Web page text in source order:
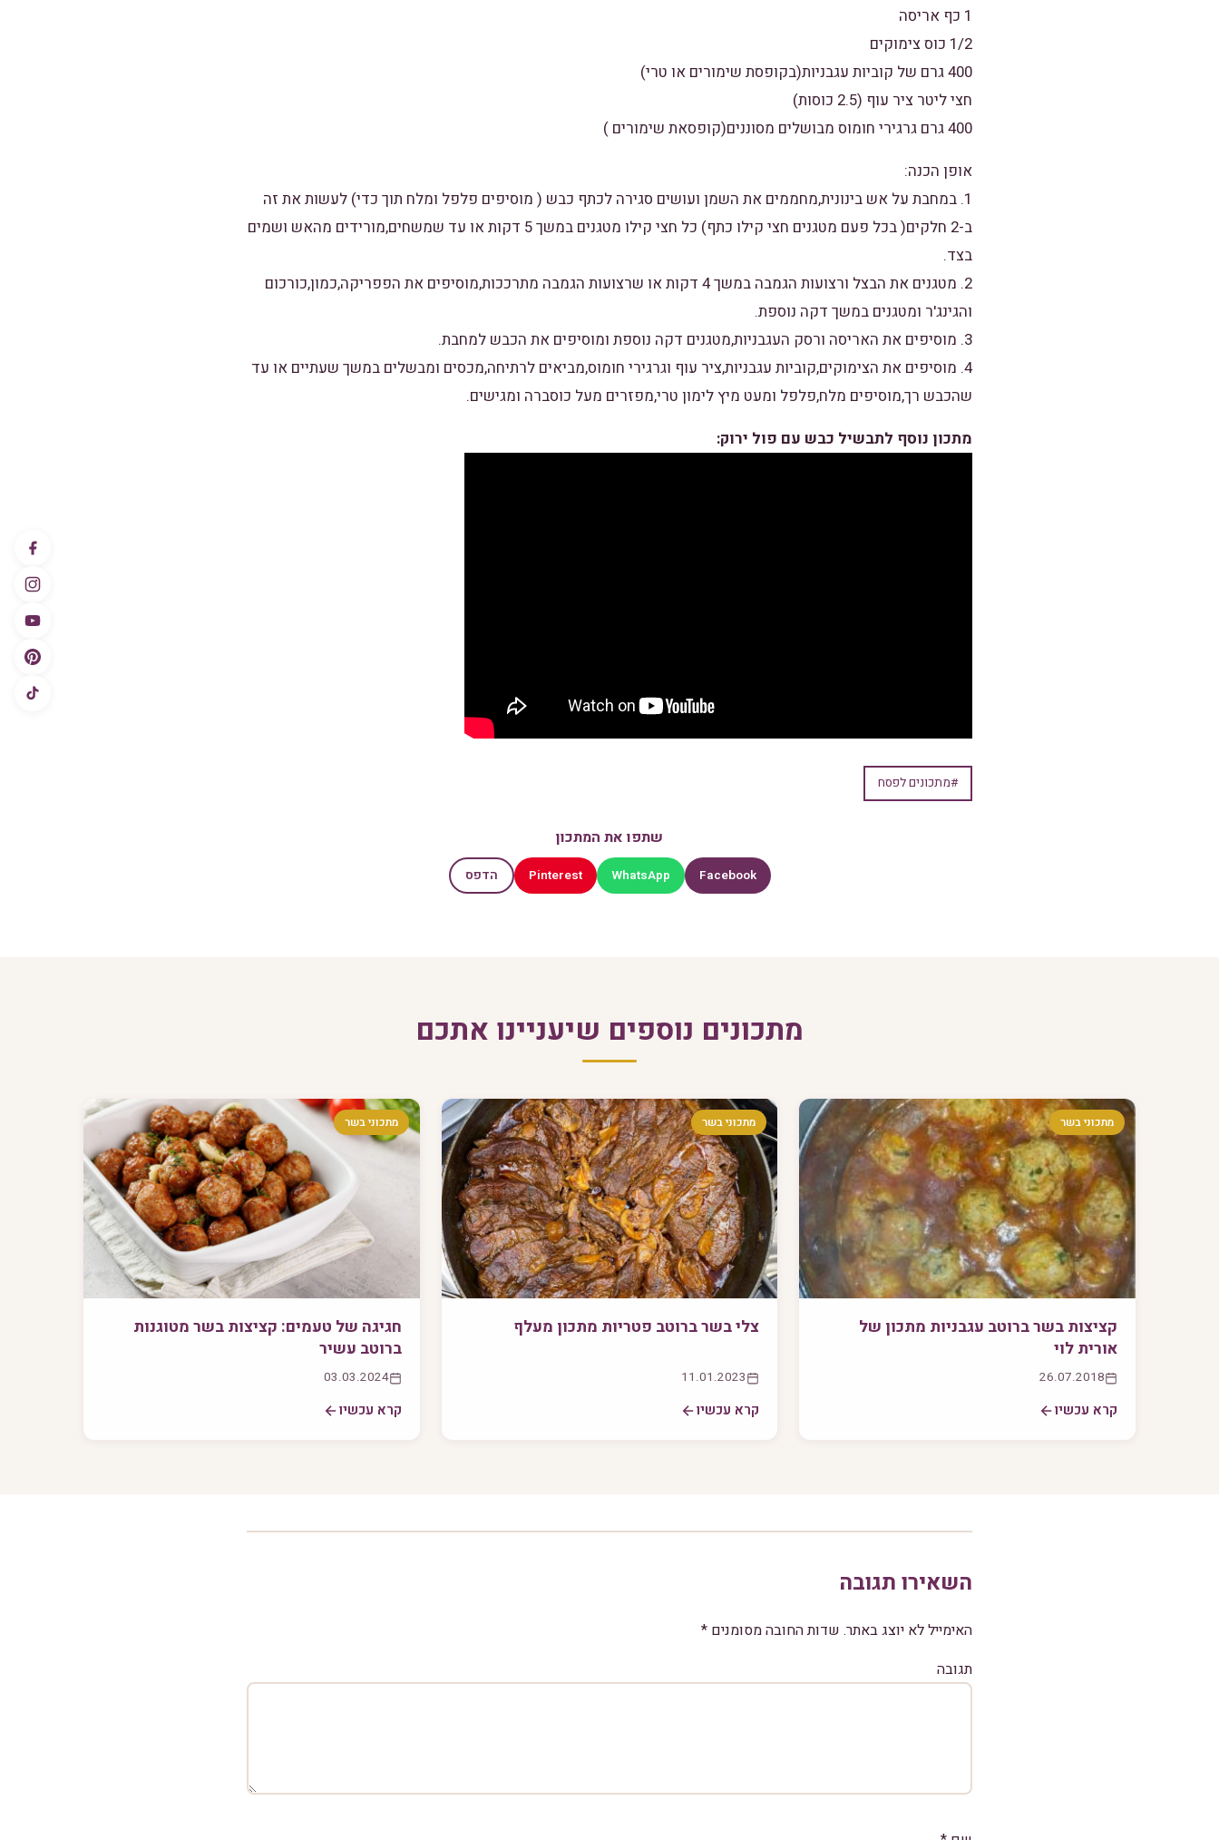
1 כף אריסה
1/2 כוס צימוקים
400 גרם של קוביות עגבניות(בקופסת שימורים או טרי)
חצי ליטר ציר עוף (2.5 כוסות)
400 גרם גרגירי חומוס מבושלים מסוננים(קופסאת שימורים )
אופן הכנה:
1. במחבת על אש בינונית,מחממים את השמן ועושים סגירה לכתף כבש ( מוסיפים פלפל ומלח תוך כדי) לעשות את זה
ב-2 חלקים( בכל פעם מטגנים חצי קילו כתף) כל חצי קילו מטגנים במשך 5 דקות או עד שמשחים,מורידים מהאש ושמים
בצד.
2. מטגנים את הבצל ורצועות הגמבה במשך 4 דקות או שרצועות הגמבה מתרככות,מוסיפים את הפפריקה,כמון,כורכום
והגינג'ר ומטגנים במשך דקה נוספת.
3. מוסיפים את האריסה ורסק העגבניות,מטגנים דקה נוספת ומוסיפים את הכבש למחבת.
4. מוסיפים את הצימוקים,קוביות עגבניות,ציר עוף וגרגירי חומוס,מביאים לרתיחה,מכסים ומבשלים במשך שעתיים או עד
שהכבש רך,מוסיפים מלח,פלפל ומעט מיץ לימון טרי,מפזרים מעל כוסברה ומגישים.
מתכון נוסף לתבשיל כבש עם פול ירוק:
#מתכונים לפסח
שתפו את המתכון
Facebook
WhatsApp
Pinterest הדפס
מתכונים נוספים שיעניינו אתכם
מתכוני בשר
קציצות בשר ברוטב עגבניות מתכון של
אורית לוי
26.07.2018
קרא עכשיו
מתכוני בשר
צלי בשר ברוטב פטריות מתכון מעלף
11.01.2023
קרא עכשיו
מתכוני בשר
חגיגה של טעמים: קציצות בשר מטוגנות
ברוטב עשיר
03.03.2024
קרא עכשיו
השאירו תגובה
האימייל לא יוצג באתר. שדות החובה מסומנים *
תגובה